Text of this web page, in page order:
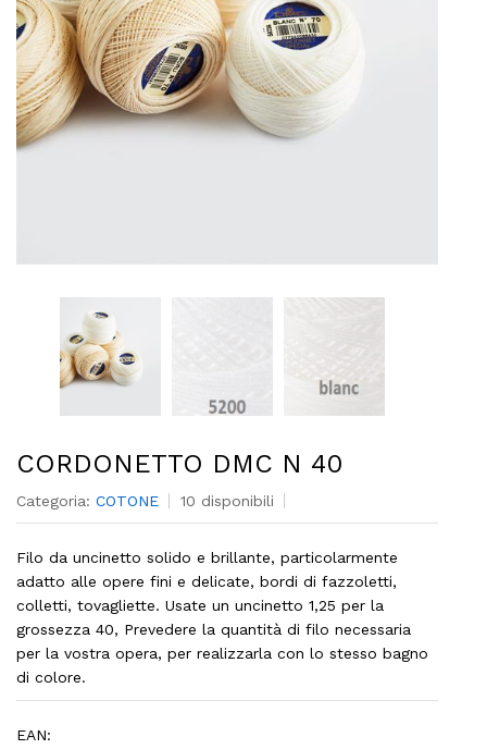
CORDONETTO DMC N 40
Categoria: COTONE 10 disponibili
Filo da uncinetto solido e brillante, particolarmente
adatto alle opere fini e delicate, bordi di fazzoletti,
colletti, tovagliette. Usate un uncinetto 1,25 per la
grossezza 40, Prevedere la quantità di filo necessaria
per la vostra opera, per realizzarla con lo stesso bagno
di colore.
EAN: